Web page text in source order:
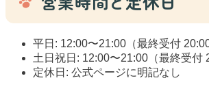
平日: 12:00〜21:00（最終受付 20:00
土日祝日: 12:00〜21:00（最終受付
定休日: 公式ページに明記なし